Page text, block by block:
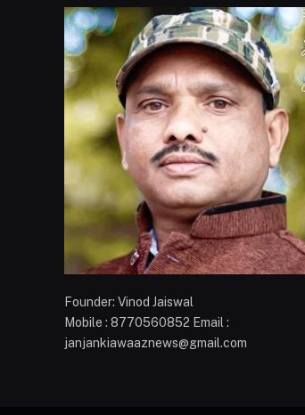
Founder: Vinod Jaiswal
Mobile : 8770560852 Email :
janjankiawaaznews@gmail.com